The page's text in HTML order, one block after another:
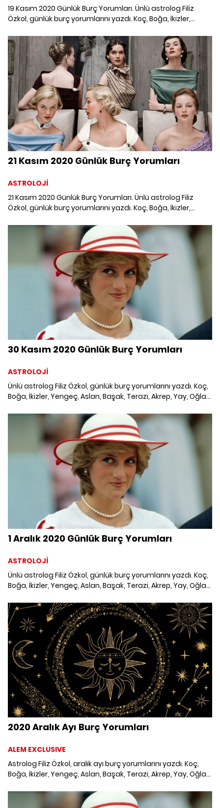
19 Kasım 2020 Günlük Burç Yorumları. Ünlü astrolog Filiz
Özkol, günlük burç yorumlarını yazdı. Koç, Boğa, İkizler,
Balık burcunu 19 Kasım'da neler bekliyor?
21 Kasım 2020 Günlük Burç Yorumları
ASTROLOJİ
21 Kasım 2020 Günlük Burç Yorumları. Ünlü astrolog Filiz
Özkol, günlük burç yorumlarını yazdı. Koç, Boğa, İkizler,
Balık burcunu 21 Kasım'da neler bekliyor?
30 Kasım 2020 Günlük Burç Yorumları
ASTROLOJİ
Ünlü astrolog Filiz Özkol, günlük burç yorumlarını yazdı. Koç,
Boğa, İkizler, Yengeç, Aslan, Başak, Terazi, Akrep, Yay, Oğlak,
1 Aralık 2020 Günlük Burç Yorumları
ASTROLOJİ
Ünlü astrolog Filiz Özkol, günlük burç yorumlarını yazdı. Koç,
Boğa, İkizler, Yengeç, Aslan, Başak, Terazi, Akrep, Yay, Oğlak,
2020 Aralık Ayı Burç Yorumları
ALEM EXCLUSIVE
Astrolog Filiz Özkol, aralık ayı burç yorumlarını yazdı. Koç,
Boğa, İkizler, Yengeç, Aslan, Başak, Terazi, Akrep, Yay, Oğlak,